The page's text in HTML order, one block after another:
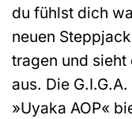
du fühlst dich
neuen
tragen und
aus. Die
»Uyaka AOP«